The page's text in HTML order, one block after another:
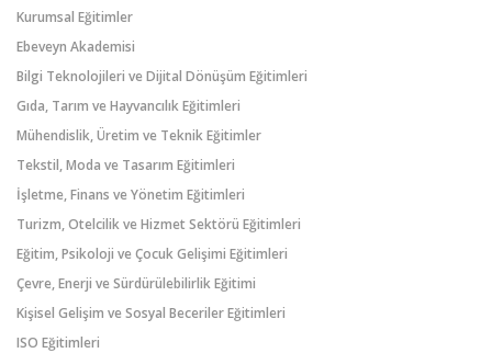
Kurumsal Eğitimler
Ebeveyn Akademisi
Bilgi Teknolojileri ve Dijital Dönüşüm Eğitimleri
Gıda, Tarım ve Hayvancılık Eğitimleri
Mühendislik, Üretim ve Teknik Eğitimler
Tekstil, Moda ve Tasarım Eğitimleri
İşletme, Finans ve Yönetim Eğitimleri
Turizm, Otelcilik ve Hizmet Sektörü Eğitimleri
Eğitim, Psikoloji ve Çocuk Gelişimi Eğitimleri
Çevre, Enerji ve Sürdürülebilirlik Eğitimi
Kişisel Gelişim ve Sosyal Beceriler Eğitimleri
ISO Eğitimleri